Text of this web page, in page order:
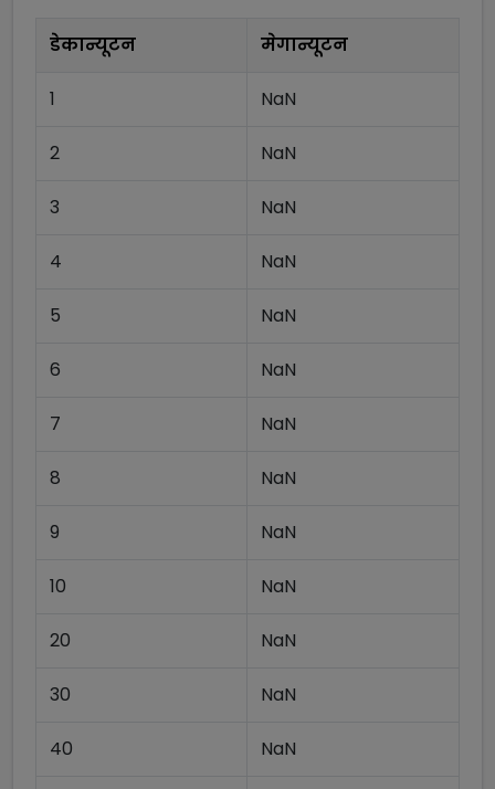
डेकान्यूटन मेगान्यूटन
1 NaN
2 NaN
3 NaN
4 NaN
5 NaN
6 NaN
7 NaN
8 NaN
9 NaN
10 NaN
20 NaN
30 NaN
40 NaN